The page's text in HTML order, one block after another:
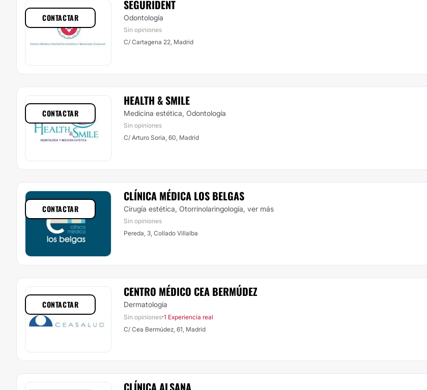
SEGURIDENT
Odontología
Sin opiniones
C/ Cartagena 22, Madrid
CONTACTAR
HEALTH & SMILE
Medicina estética, Odontología
Sin opiniones
C/ Arturo Soria, 60, Madrid
CONTACTAR
CLÍNICA MÉDICA LOS BELGAS
Cirugía estética, Otorrinolaringología, ver más
Sin opiniones
Pereda, 3, Collado Villalba
CONTACTAR
CENTRO MÉDICO CEA BERMÚDEZ
Dermatología
Sin opiniones·1 Experiencia real
C/ Cea Bermúdez, 61, Madrid
CONTACTAR
CLÍNICA ALSANA